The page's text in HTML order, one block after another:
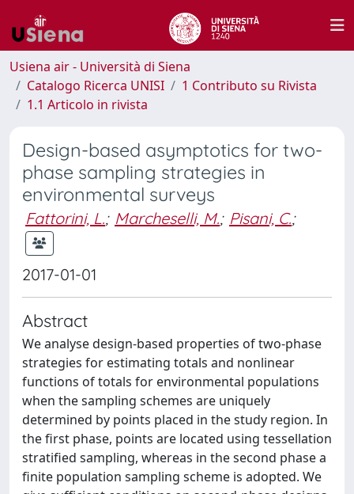
Usiena air - Università di Siena
Catalogo Ricerca UNISI
1 Contributo su Rivista
1.1 Articolo in rivista
Design-based asymptotics for two-
phase sampling strategies in
environmental surveys
Fattorini, L.; Marcheselli, M.; Pisani, C.;
2017-01-01
Abstract
We analyse design-based properties of two-phase
strategies for estimating totals and nonlinear
functions of totals for environmental populations
when the sampling schemes are uniquely
determined by points placed in the study region. In
the first phase, points are located using tessellation
stratified sampling, whereas in the second phase a
finite population sampling scheme is adopted. We